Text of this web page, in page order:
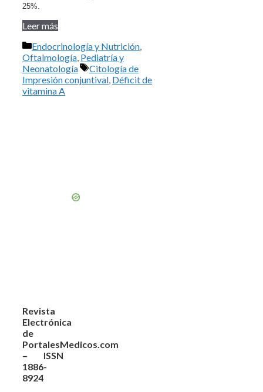
25%.
Leer más
Categorías
Endocrinología y Nutrición,
Oftalmología, Pediatría y
Neonatología
Etiquetas
Citología de
Impresión conjuntival, Déficit de
vitamina A
Revista
Electrónica
de
PortalesMedicos.com
– ISSN
1886-
8924